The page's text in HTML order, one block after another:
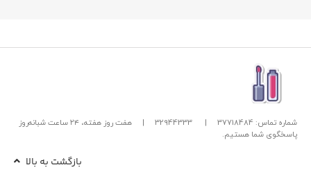
شماره تماس: 37718484 |
32944333
|
هفت روز هفته، ۲۴ ساعت شبانه‌روز
پاسخگوی شما هستیم.
بازگشت به بالا